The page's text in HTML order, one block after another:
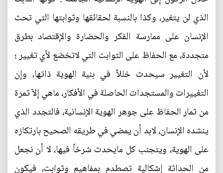
الذي لن يتغير، وكذا بالنسبة لحقائقها وثوابتها التي تحث
الإنسان على ممارسة الفكر والحضارة والإقتصاد بطرق
متجددة، مع الحفاظ على الثوابت التي لاتخضع لأي تغيير ؛
لأن التغيير سيحدث خللاً في بنية الهوية ذاتها، وإن
التغييرات والمستجدات الحاصلة في الأفكار، ماهي إلاّ ثمرة
من ثمار الحفاظ على جوهر الهوية الإنسانية، فالتجدد الذي
ينشده الإنسان، لابد أن يمضي في طريقه الصحيح بارتكازه
على الهوية، ويتجنب كل مايحدث شرخاً فيها، لا أن نجعل
من الحداثة إشكالية تصطدم بمفاهيم وثوابت، فيكون